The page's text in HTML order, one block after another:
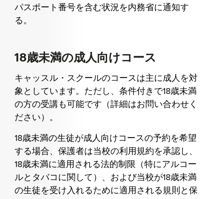
パスポート番号を含む状況を内務省に通知す
る。
18歳未満の成人向けコース
キャッスル・スクールのコースは主に成人を対
象としています。ただし、条件付きで18歳未満
の方の受講も可能です（詳細はお問い合わせく
ださい）。
18歳未満の生徒が成人向けコースの予約を希望
する場合、保護者は当校の利用規約を承認し、
18歳未満に適用される法的制限（特にアルコー
ルとタバコに関して）、および当校が18歳未満
の生徒を受け入れるために適用される規則と保